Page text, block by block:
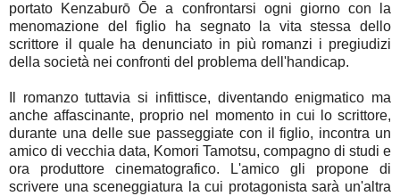
portato Kenzaburō Ōe a confrontarsi ogni giorno con la
menomazione del figlio ha segnato la vita stessa dello
scrittore il quale ha denunciato in più romanzi i pregiudizi
della società nei confronti del problema dell'handicap.
Il romanzo tuttavia si infittisce, diventando enigmatico ma
anche affascinante, proprio nel momento in cui lo scrittore,
durante una delle sue passeggiate con il figlio, incontra un
amico di vecchia data, Komori Tamotsu, compagno di studi e
ora produttore cinematografico. L'amico gli propone di
scrivere una sceneggiatura la cui protagonista sarà un'altra